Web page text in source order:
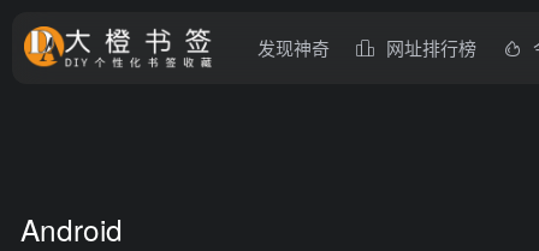
发现神奇 网址排行榜
Android